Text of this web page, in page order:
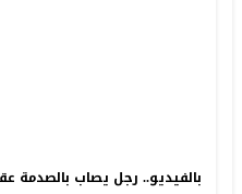
بالفيديو.. رجل يصاب